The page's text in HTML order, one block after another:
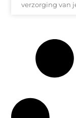
verzorging van